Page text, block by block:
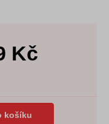
Kč
košíku